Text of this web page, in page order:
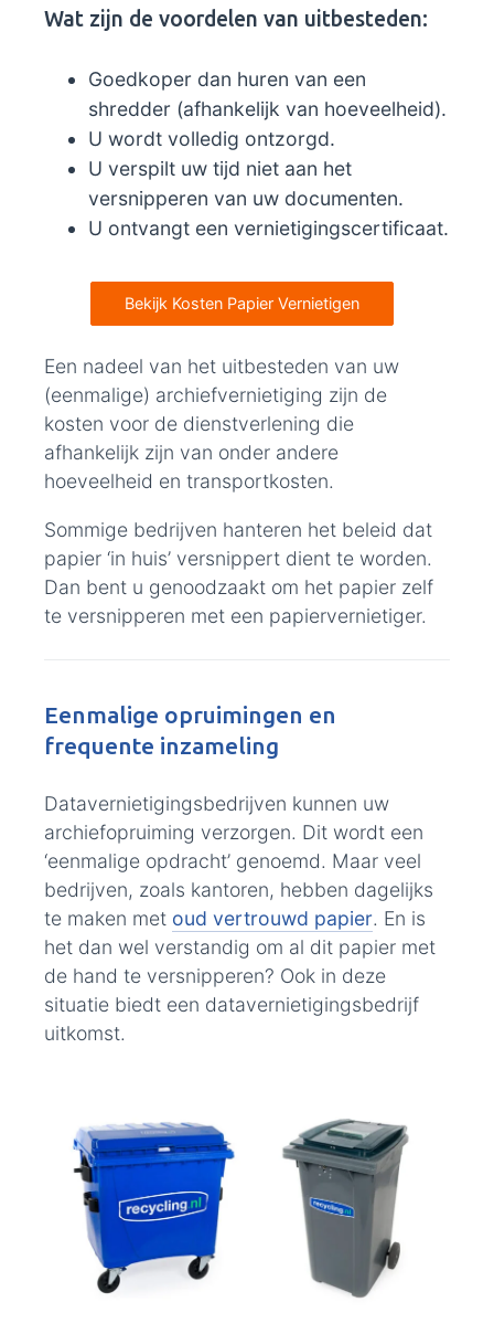
Wat zijn de voordelen van uitbesteden:
Goedkoper dan huren van een
shredder (afhankelijk van hoeveelheid).
U wordt volledig ontzorgd.
U verspilt uw tijd niet aan het
versnipperen van uw documenten.
U ontvangt een vernietigingscertificaat.
Bekijk Kosten Papier Vernietigen
Een nadeel van het uitbesteden van uw
(eenmalige) archiefvernietiging zijn de
kosten voor de dienstverlening die
afhankelijk zijn van onder andere
hoeveelheid en transportkosten.
Sommige bedrijven hanteren het beleid dat
papier ‘in huis’ versnippert dient te worden.
Dan bent u genoodzaakt om het papier zelf
te versnipperen met een papiervernietiger.
Eenmalige opruimingen en
frequente inzameling
Datavernietigingsbedrijven kunnen uw
archiefopruiming verzorgen. Dit wordt een
‘eenmalige opdracht’ genoemd. Maar veel
bedrijven, zoals kantoren, hebben dagelijks
te maken met oud vertrouwd papier. En is
het dan wel verstandig om al dit papier met
de hand te versnipperen? Ook in deze
situatie biedt een datavernietigingsbedrijf
uitkomst.